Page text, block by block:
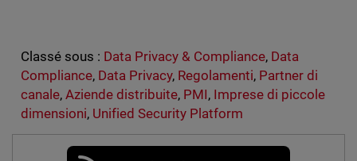
Classé sous : Data Privacy & Compliance, Data
Compliance, Data Privacy, Regolamenti, Partner di
canale, Aziende distribuite, PMI, Imprese di piccole
dimensioni, Unified Security Platform